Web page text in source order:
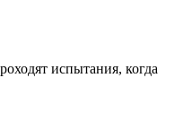
испытания, когда